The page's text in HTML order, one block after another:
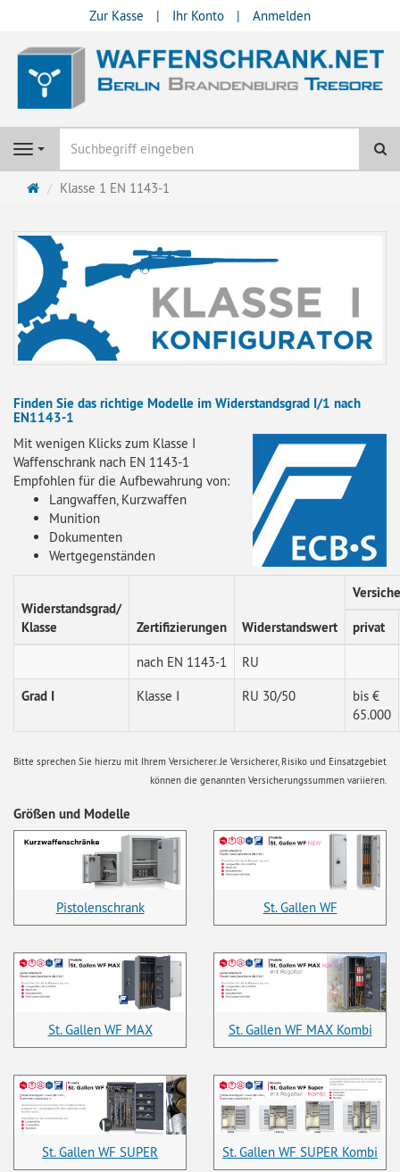
Zur Kasse Ihr Konto Anmelden
Navigation
Startseite
Klasse 1 EN 1143-1
Finden Sie das richtige Modelle im Widerstandsgrad I/1 nach
EN1143-1
Mit wenigen Klicks zum Klasse I
Waffenschrank nach EN 1143-1
Empfohlen für die Aufbewahrung von:
Langwaffen, Kurzwaffen
Munition
Dokumenten
Wertgegenständen
Widerstandsgrad/
Klasse
Zertifizierungen Widerstandswert privat
nach EN 1143-1
RU
Grad I
Klasse I RU 30/50
bis €
65.000
Bitte sprechen Sie hierzu mit Ihrem Versicherer. Je Versicherer, Risiko und Einsatzgebiet
können die genannten Versicherungssummen variieren.
Größen und Modelle
Pistolenschrank St. Gallen WF
St. Gallen WF MAX St. Gallen WF MAX Kombi
St. Gallen WF SUPER St. Gallen WF SUPER Kombi